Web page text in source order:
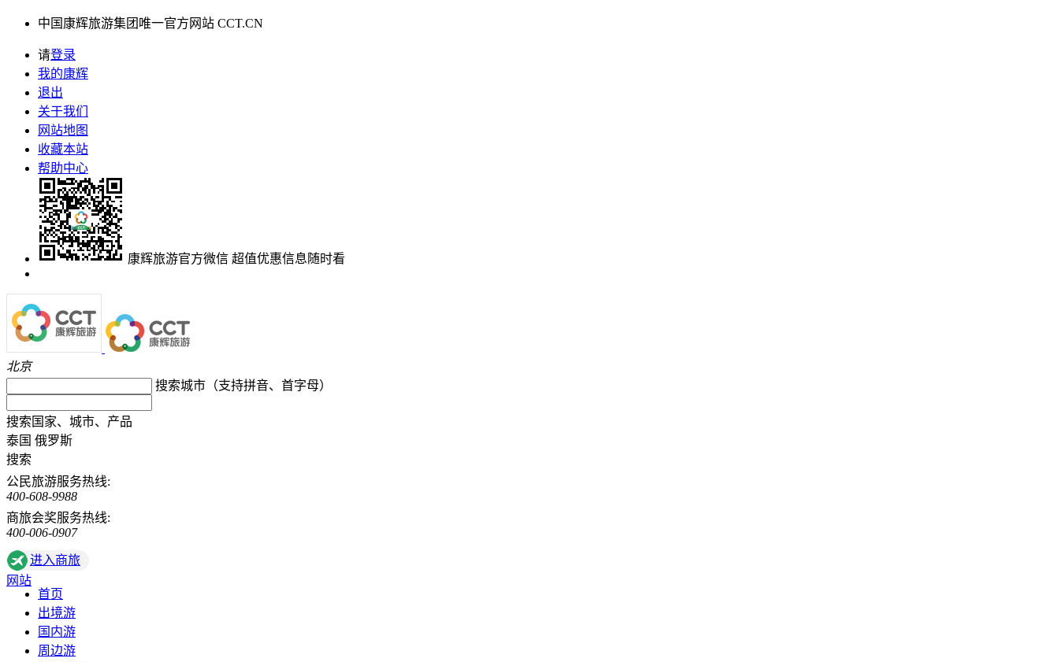
中国康辉旅游集团唯一官方网站 CCT.CN
请登录
我的康辉
退出
关于我们
网站地图
收藏本站
帮助中心
康辉旅游官方微信 超值优惠信息随时看
北京
搜索城市（支持拼音、首字母）
搜索国家、城市、产品
泰国 俄罗斯
搜索
公民旅游服务热线:
400-608-9988
商旅会奖服务热线:
400-006-0907
进入商旅
网站
首页
出境游
国内游
周边游